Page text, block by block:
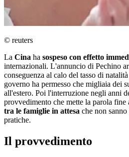
© reuters
La Cina ha sospeso con effetto
internazionali. L'annuncio di Pechino
conseguenza al calo del tasso di
governo ha permesso che migliaia dei
all'estero. Poi l'interruzione negli anni
provvedimento che mette la parola fine
tra le famiglie in attesa che non
pratiche.
Il provvedimento